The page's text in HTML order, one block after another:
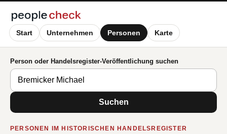
Start Unternehmen Personen Karte
Person oder Handelsregister-Veröffentlichung suchen
Suchen
PERSONEN IM HISTORISCHEN HANDELSREGISTER